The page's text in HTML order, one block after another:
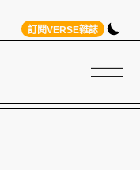
訂閱VERSE雜誌